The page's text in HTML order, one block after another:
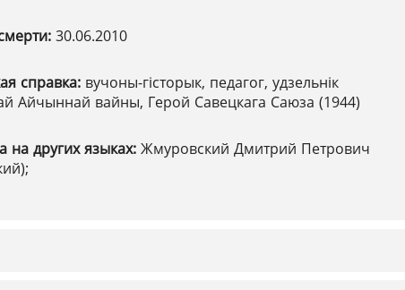
30.06.2010
справка: вучоны-гісторык, педагог, удзельнік
Айчыннай вайны, Герой Савецкага Саюза (1944)
на других языках: Жмуровский Дмитрий Петрович